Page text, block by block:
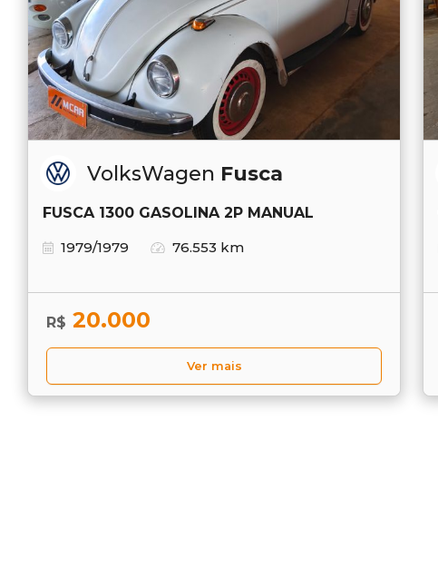
VolksWagen Fusca
FUSCA 1300 GASOLINA 2P MANUAL
1979/1979
76.553 km
R$ 20.000
Ver mais